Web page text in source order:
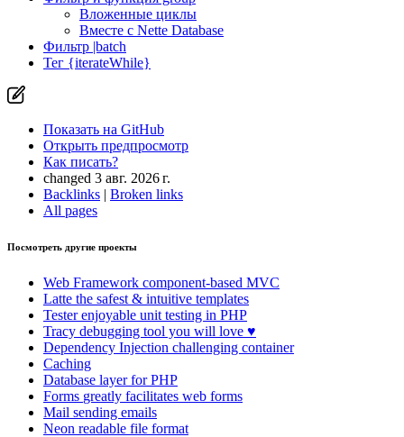
Вы нашли проблему на этой странице?
Открыть предпросмотр
Сообщить о проблеме с этой страницей на GitHub
Вложенные циклы
Вместе с Nette Database
Фильтр |batch
Тег {iterateWhile}
Показать на GitHub
Открыть предпросмотр
Как писать?
changed 3 авг. 2026 г.
Backlinks | Broken links
All pages
Посмотреть другие проекты
Web Framework component-based MVC
Latte the safest & intuitive templates
Testerenjoyable unit testing in PHP
Tracy debugging tool you will love ♥
Dependency Injection challenging container
Caching
Database layer for PHP
Forms greatly facilitates web forms
Mail sending emails
Neon readable file format